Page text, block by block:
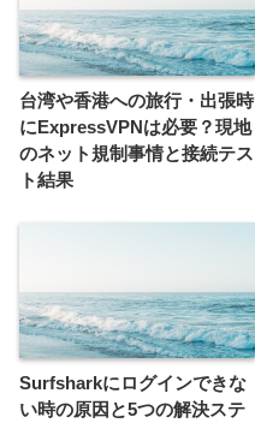
台湾や香港への旅行・出張時
にExpressVPNは必要？現地
のネット規制事情と接続テス
ト結果
Surfsharkにログインできな
い時の原因と5つの解決ステ